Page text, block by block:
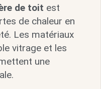
de toit est
de chaleur en
Les matériaux
vitrage et les
une